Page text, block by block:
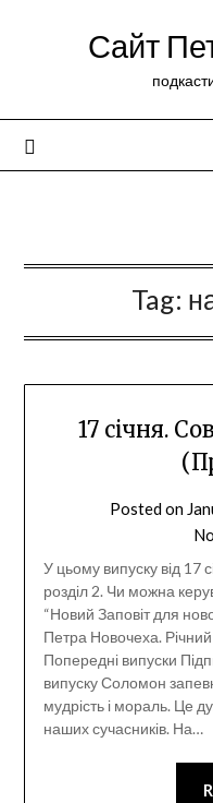
Сайт
Tag:
17 січня.
Posted on
У цьому випуску від 17
розділ 2. Чи можна
“Новий Заповіт для
Петра Новочеха.
Попередні випуски
випуску Соломон
мудрість і мораль. Це
наших сучасників. На…